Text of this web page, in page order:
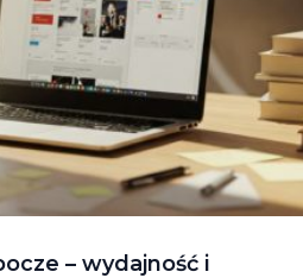
– wydajność i